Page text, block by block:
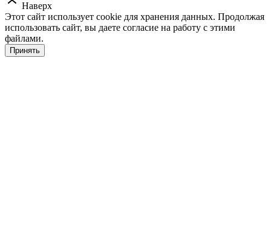
Наверх
Этот сайт использует cookie для хранения данных. Продолжая
использовать сайт, вы даете согласие на работу с этими
файлами.
Принять